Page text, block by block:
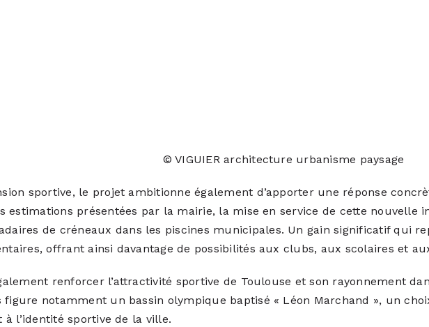
© VIGUIER architecture urbanisme paysage
sportive, le projet ambitionne également d’apporter une réponse
estimations présentées par la mairie, la mise en service de cette
de créneaux dans les piscines municipales. Un gain significatif qui
offrant ainsi davantage de possibilités aux clubs, aux scolaires et
renforcer l’attractivité sportive de Toulouse et son rayonnement
figure notamment un bassin olympique baptisé « Léon Marchand », un
l’identité sportive de la ville.